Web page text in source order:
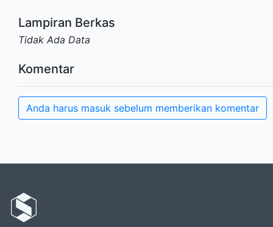
Lampiran Berkas
Tidak Ada Data
Komentar
Anda harus masuk sebelum memberikan komentar